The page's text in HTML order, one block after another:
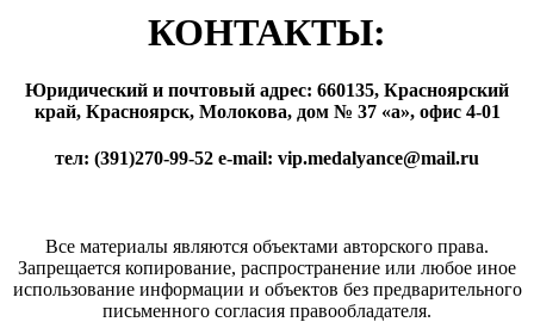
КОНТАКТЫ:
Юридический и почтовый адрес: 660135, Красноярский
край, Красноярск, Молокова, дом № 37 «а», офис 4-01
тел: (391)270-99-52 e-mail: vip.medalyance@mail.ru
Все материалы являются объектами авторского права.
Запрещается копирование, распространение или любое иное
использование информации и объектов без предварительного
письменного согласия правообладателя.